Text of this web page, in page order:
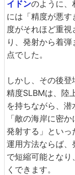
イドンのように、
には「精度が悪
度がそれほど重
り、発射から着
点でした。
しかし、その後登
精度SLBMは、陸
を持ちながら、
「敵の海岸に密
発射する」といっ
運用方法ならば、
で短縮可能となり
くできます。